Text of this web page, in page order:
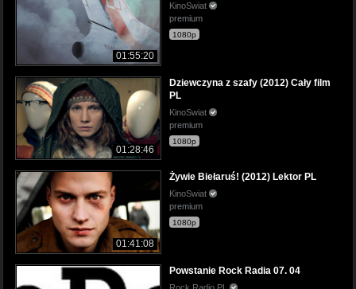
01:55:20
KinoSwiat
premium
1080p
01:28:46
Dziewczyna z szafy (2012) Cały film
PL
KinoSwiat
premium
1080p
01:41:08
Żywie Biełaruś! (2012) Lektor PL
KinoSwiat
premium
1080p
Powstanie Rock Radia 07. 04